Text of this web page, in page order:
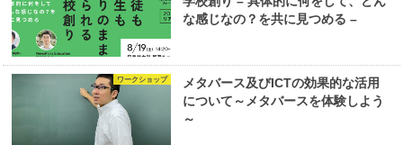
な感じなの？を共に見つめる –
ワークショップ
メタバース及びICTの効果的な活用
について～メタバースを体験しよう
～